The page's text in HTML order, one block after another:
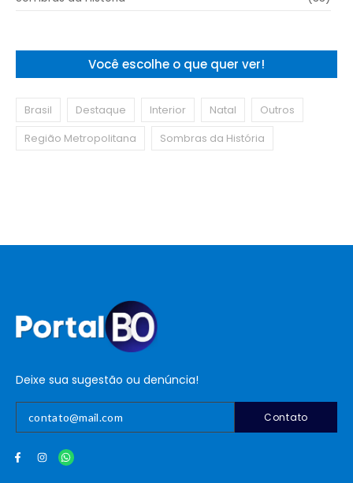
Você escolhe o que quer ver!
Brasil Destaque Interior Natal
Outros
Região Metropolitana
Sombras da História
Deixe sua sugestão ou denúncia!
Contato